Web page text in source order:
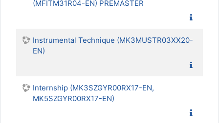
(MFITM31R04-EN) PREMASTER
Instrumental Technique (MK3MUSTR03XX20-
EN)
Internship (MK3SZGYR00RX17-EN,
MK5SZGYR00RX17-EN)